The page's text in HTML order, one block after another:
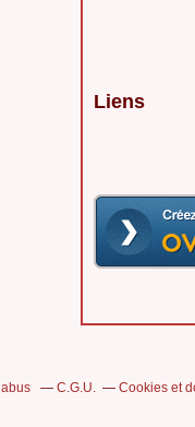
Liens
C.G.U. Cookies et